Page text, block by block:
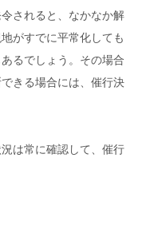
されると、なかなか解
がすでに平常化しても
るでしょう。その場合
きる場合には、催行決
は常に確認して、催行